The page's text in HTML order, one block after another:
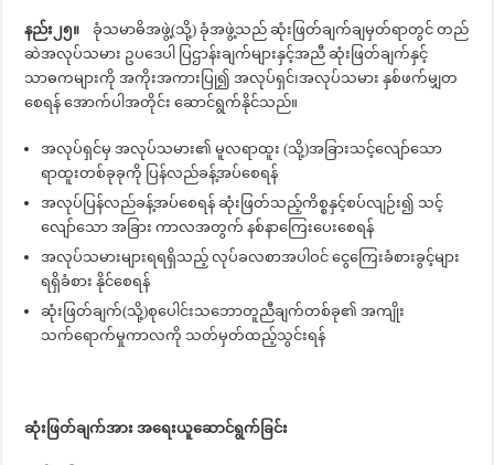
နည်း၂၅။ ခုံသမာဓိအဖွဲ့(သို့) ခုံအဖွဲ့သည် ဆုံးဖြတ်ချက်ချမှတ်ရာတွင် တည်
ဆဲအလုပ်သမား ဥပဒေပါ ပြဌာန်းချက်များနှင့်အညီ ဆုံးဖြတ်ချက်နှင့်
သာဓကများကို အကိုးအကားပြု၍ အလုပ်ရှင်၊အလုပ်သမား နှစ်ဖက်မျှတ
စေရန် အောက်ပါအတိုင်း ဆောင်ရွက်နိုင်သည်။
အလုပ်ရှင်မှ အလုပ်သမား၏ မူလရာထူး (သို့)အခြားသင့်လျော်သော
ရာထူးတစ်ခုခုကို ပြန်လည်ခန့်အပ်စေရန်
အလုပ်ပြန်လည်ခန့်အပ်စေရန် ဆုံးဖြတ်သည့်ကိစ္စနှင့်စပ်လျဉ်း၍ သင့်
လျော်သော အခြား ကာလအတွက် နစ်နာကြေးပေးစေရန်
အလုပ်သမားများရရရှိသည့် လုပ်ခလစာအပါဝင် ငွေကြေးခံစားခွင့်များ
ရရှိခံစား နိုင်စေရန်
ဆုံးဖြတ်ချက်(သို့)စုပေါင်းသဘောတူညီချက်တစ်ခု၏ အကျိုး
သက်ရောက်မှုကာလကို သတ်မှတ်ထည့်သွင်းရန်
ဆုံးဖြတ်ချက်အား အရေးယူဆောင်ရွက်ခြင်း